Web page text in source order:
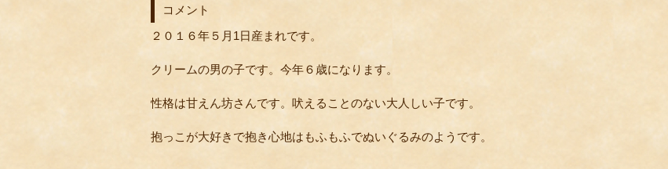
コメント
２０１６年５月1日産まれです。
クリームの男の子です。今年６歳になります。
性格は甘えん坊さんです。吠えることのない大人しい子です。
抱っこが大好きで抱き心地はもふもふでぬいぐるみのようです。